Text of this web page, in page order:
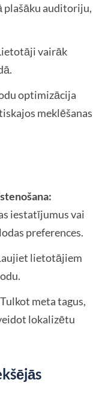
plašāku auditoriju,
vairāk
optimizācija
meklēšanas
iestatījumus vai
preferences.
lietotājiem
Tulkot meta tagus,
lokalizētu